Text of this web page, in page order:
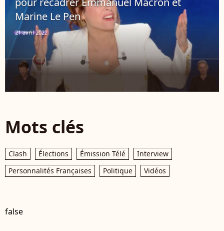
Marine Le Pen
21 avril 2022
Mots clés
Clash Élections Émission Télé
Interview
Personnalités Françaises
Politique Vidéos
false